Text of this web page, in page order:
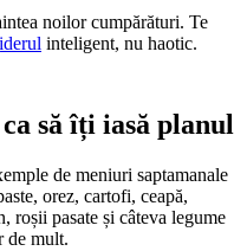
noilor cumpărături. Te
inteligent, nu haotic.
să îți iasă planul
de meniuri saptamanale
orez, cartofi, ceapă,
roșii pasate și câteva legume
de mult.